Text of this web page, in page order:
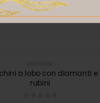
a lobo con diamanti e
rubini